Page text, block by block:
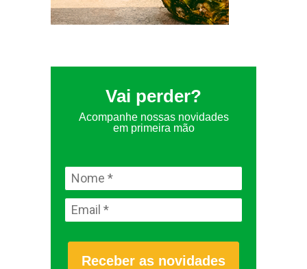
Vai perder?
Acompanhe nossas novidades
em primeira mão
Receber as novidades